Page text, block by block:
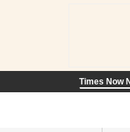
Times Now